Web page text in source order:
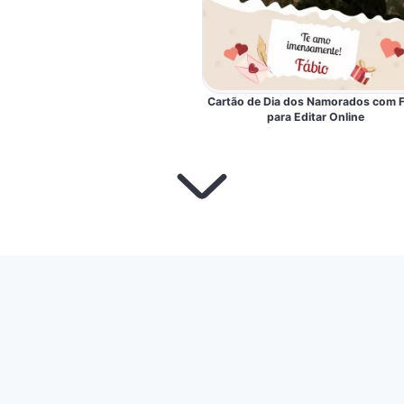
Cartão de Dia dos Namorados com
para Editar Online